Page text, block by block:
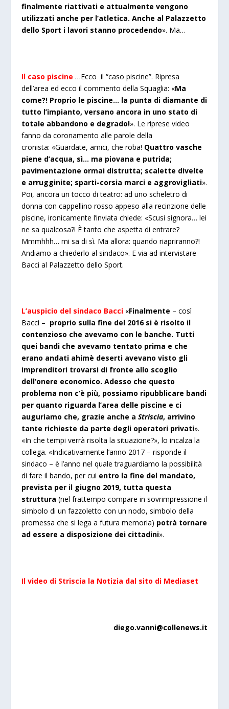
finalmente riattivati e attualmente vengono
utilizzati anche per l’atletica. Anche al Palazzetto
dello Sport i lavori stanno procedendo». Ma…
Il caso piscine …Ecco il “caso piscine”. Ripresa
dell’area ed ecco il commento della Squaglia: «Ma
come?! Proprio le piscine… la punta di diamante di
tutto l’impianto, versano ancora in uno stato di
totale abbandono e degrado!». Le riprese video
fanno da coronamento alle parole della
cronista: «Guardate, amici, che roba! Quattro vasche
piene d’acqua, sì… ma piovana e putrida;
pavimentazione ormai distrutta; scalette divelte
e arrugginite; sparti-corsia marci e aggrovigliati».
Poi, ancora un tocco di teatro: ad uno scheletro di
donna con cappellino rosso appeso alla recinzione delle
piscine, ironicamente l’inviata chiede: «Scusi signora… lei
ne sa qualcosa?! È tanto che aspetta di entrare?
Mmmhhh… mi sa di sì. Ma allora: quando riapriranno?!
Andiamo a chiederlo al sindaco». E via ad intervistare
Bacci al Palazzetto dello Sport.
L’auspicio del sindaco Bacci «Finalmente – così
Bacci – proprio sulla fine del 2016 si è risolto il
contenzioso che avevamo con le banche. Tutti
quei bandi che avevamo tentato prima e che
erano andati ahimè deserti avevano visto gli
imprenditori trovarsi di fronte allo scoglio
dell’onere economico. Adesso che questo
problema non c’è più, possiamo ripubblicare bandi
per quanto riguarda l’area delle piscine e ci
auguriamo che, grazie anche aStriscia, arrivino
tante richieste da parte degli operatori privati».
«In che tempi verrà risolta la situazione?», lo incalza la
collega. «Indicativamente l’anno 2017 – risponde il
sindaco – è l’anno nel quale traguardiamo la possibilità
di fare il bando, per cui entro la fine del mandato,
prevista per il giugno 2019, tutta questa
struttura (nel frattempo compare in sovrimpressione il
simbolo di un fazzoletto con un nodo, simbolo della
promessa che si lega a futura memoria) potrà tornare
ad essere a disposizione dei cittadini».
Il video di Striscia la Notizia dal sito di Mediaset
diego.vanni@collenews.it